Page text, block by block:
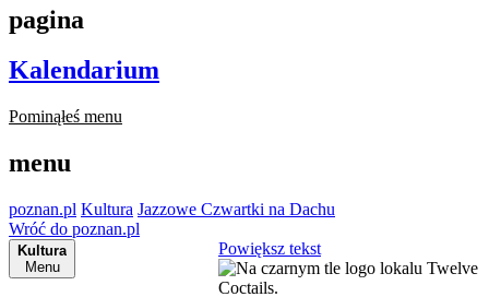
pagina
Kalendarium
Pominąłeś menu
menu
poznan.pl Kultura Jazzowe Czwartki na Dachu
Wróć do poznan.pl
Kultura
Menu
Powiększ tekst